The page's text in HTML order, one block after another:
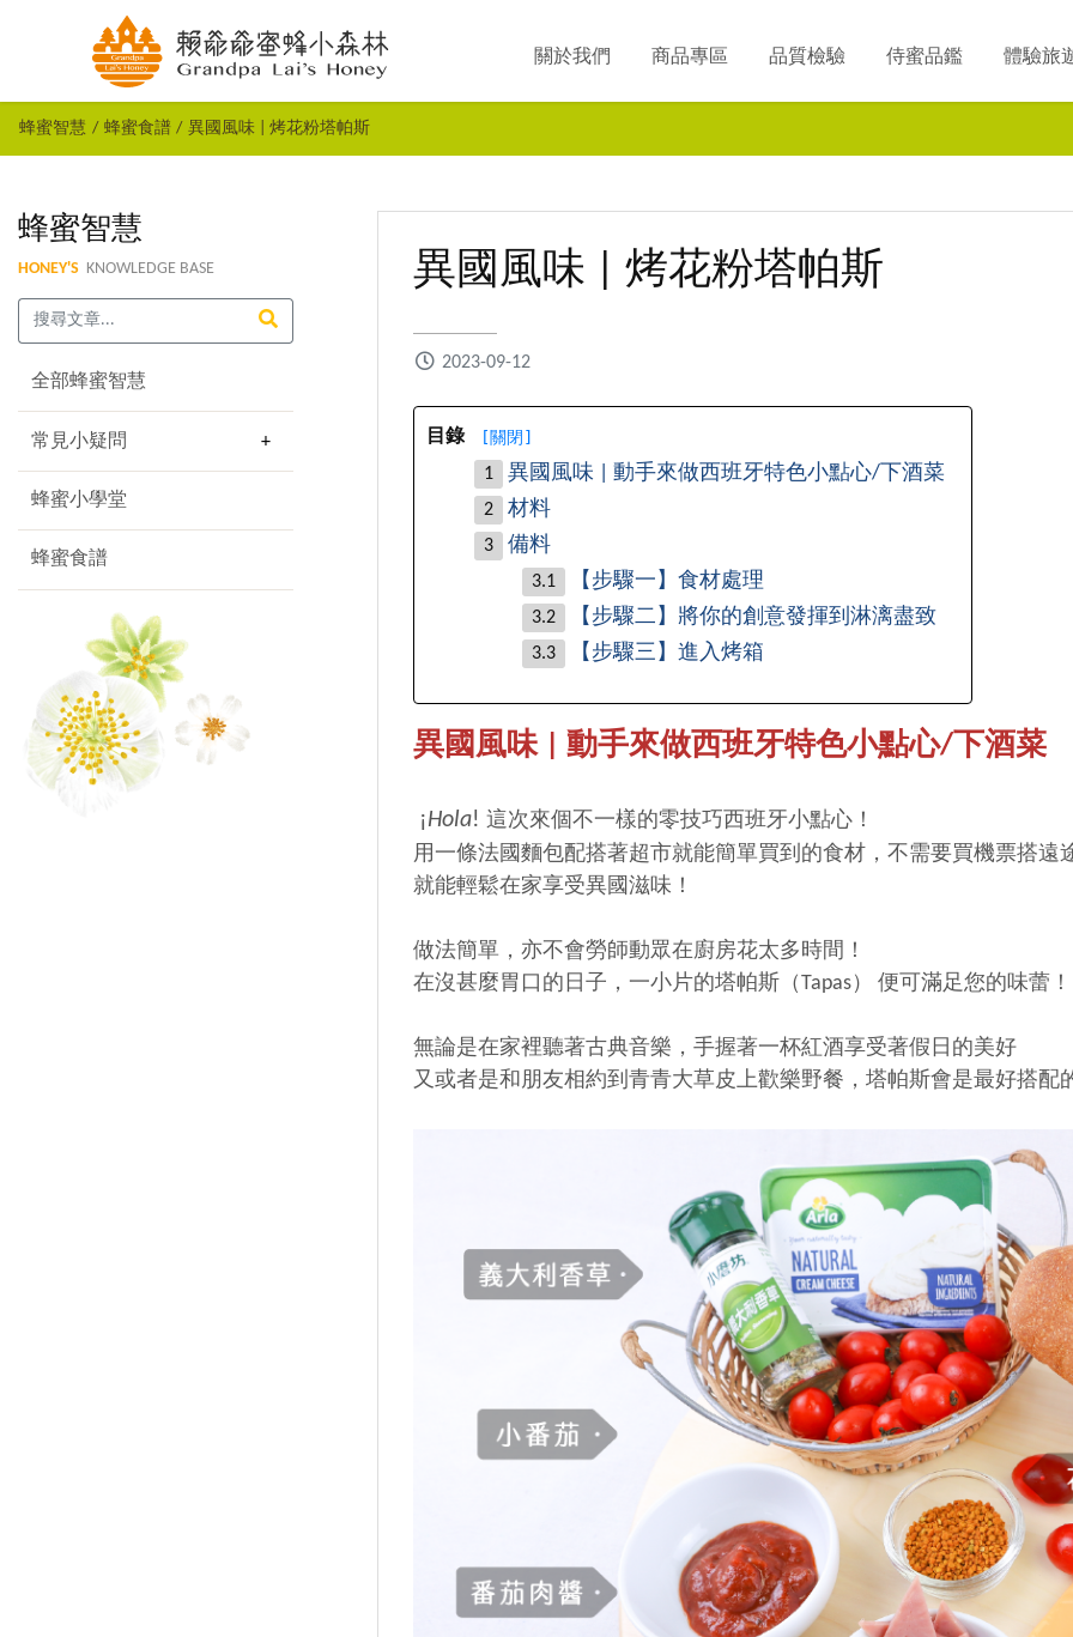
關於我們 商品專區 品質檢驗 侍蜜品鑑 體驗旅
蜂蜜智慧 蜂蜜食譜 異國風味 | 烤花粉塔帕斯
蜂蜜智慧
HONEY'S KNOWLEDGE BASE
全部蜂蜜智慧
常見小疑問
蜂蜜小學堂
蜂蜜食譜
異國風味 | 烤花粉塔帕斯
2023-09-12
目錄 [關閉 ]
異國風味 | 動手來做西班牙特色小點心/下酒菜
材料
備料
【步驟一】食材處理
【步驟二】將你的創意發揮到淋漓盡致
【步驟三】進入烤箱
異國風味 | 動手來做西班牙特色小點心/下酒菜
¡Hola! 這次來個不一樣的零技巧西班牙小點心！
用一條法國麵包配搭著超市就能簡單買到的食材，不需要買機票搭遠
就能輕鬆在家享受異國滋味！
做法簡單，亦不會勞師動眾在廚房花太多時間！
在沒甚麼胃口的日子，一小片的塔帕斯（Tapas） 便可滿足您的味蕾！
無論是在家裡聽著古典音樂，手握著一杯紅酒享受著假日的美好
又或者是和朋友相約到青青大草皮上歡樂野餐， 塔帕斯會是最好搭配